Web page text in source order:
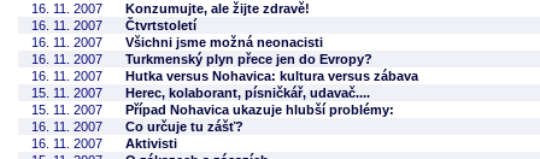
16. 11. 2007
Konzumujte, ale žijte zdravě!
16. 11. 2007
Čtvrtstoletí
16. 11. 2007
Všichni jsme možná neonacisti
16. 11. 2007
Turkmenský plyn přece jen do Evropy?
16. 11. 2007
Hutka versus Nohavica: kultura versus zábava
15. 11. 2007
Herec, kolaborant, písničkář, udavač....
15. 11. 2007
Případ Nohavica ukazuje hlubší problémy:
16. 11. 2007
Co určuje tu zášť?
16. 11. 2007
Aktivisti